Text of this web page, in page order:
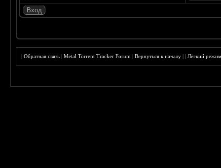
|Обратная связь |Metal Torrent Tracker Forum |Вернуться к началу ||Лёгкий